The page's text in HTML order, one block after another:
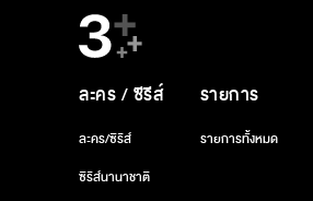
ละคร / ซีรีส์
ละคร/ซีรีส์
ซีรีส์นานาชาติ
รายการ
รายการทั้งหมด